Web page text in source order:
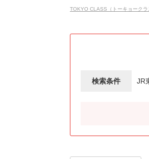
TOKYO CLASS（トーキョークラ
検索条件 JR